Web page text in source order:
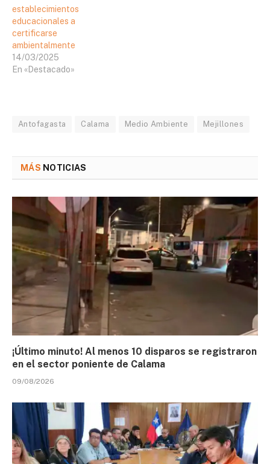
establecimientos
educacionales a
certificarse
ambientalmente
14/03/2025
En «Destacado»
Antofagasta Calama Medio Ambiente Mejillones
MÁS NOTICIAS
¡Último minuto! Al menos 10 disparos se registraron
en el sector poniente de Calama
09/08/2026